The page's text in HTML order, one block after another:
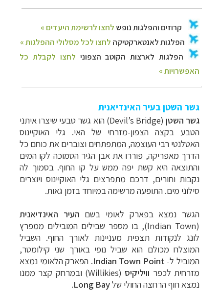
גשר השטן בעיר האינדיאנית
גשר השטן (
Devil’s Bridge) הוא גשר טבעי שיצרו איתני
הטבע בקצה הצפון-מזרחי של האי. גלי האוקיינוס
האטלנטי רבי העוצמה, המתפתחים וצוברים את כוחם כל
הדרך מאפריקה, פוררו את אבן הגיר הסמוכה לקו המים
והתוצאה היא קשת יפה ממש על קו החוף. בסמוך לה
נקבות וחורים, דרכם מתפרצים גלי האוקיינוס ויוצרים
סילוני מים. התופעה מרשימה במיוחד בזמן גאות.
הגשר נמצא בפארק לאומי בשם העיר האינדיאנית
(
Indian Town), בו מספר שבילים המובילים ממפרץ
לונג לנקודות תצפית מעניינות לאורך החוף. השביל
המוצלח מכולם הוא שביל נופי באורך שני קילומטר,
המוביל ל-Indian Town Point. הפארק הלאומי נמצא
מזרחית לכפר וויליקיס (
Willikies
)ובמרחק קצר ממנו
נמצא חוף הרחצה החולי שלLong Bay
.